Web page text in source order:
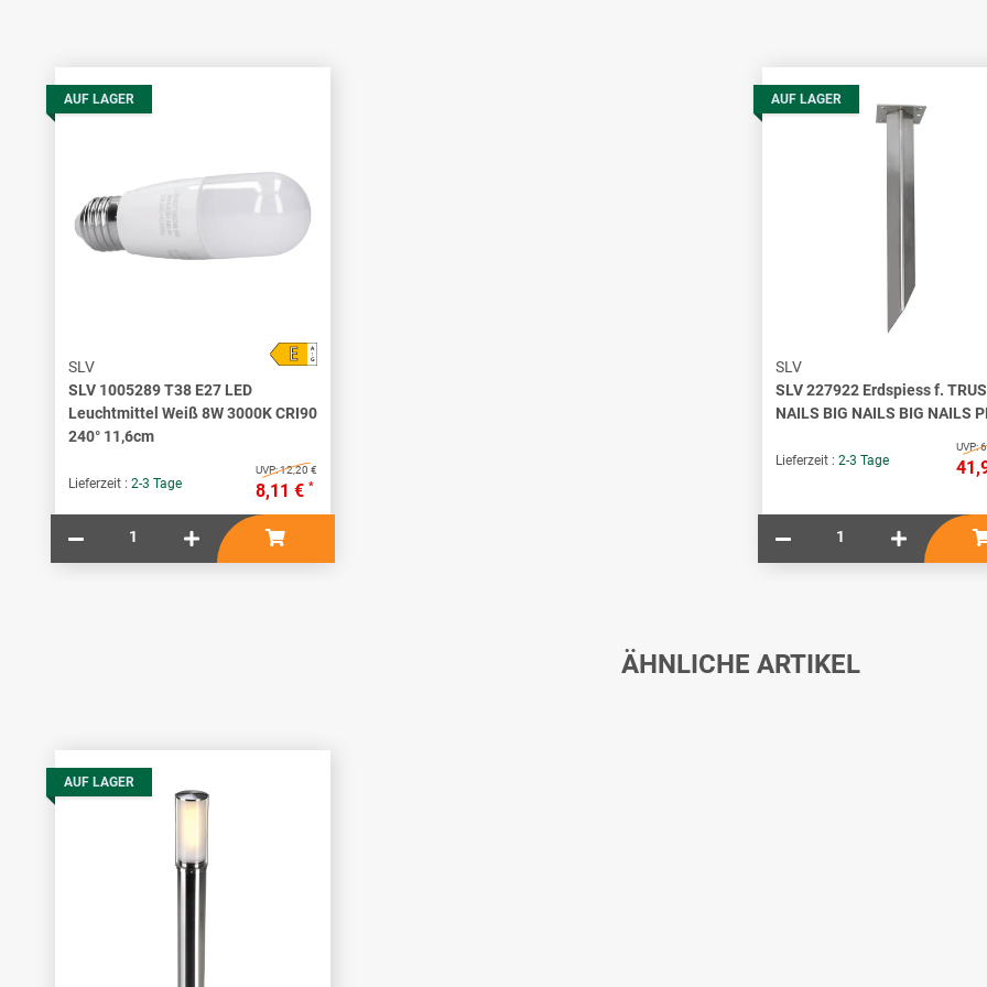
AUF LAGER
SLV
SLV 1005289 T38 E27 LED
Leuchtmittel Weiß 8W 3000K CRI90
240° 11,6cm
Lieferzeit : 2-3 Tage
UVP:12,20 €
8,11 € *
A
↑
G
E
AUF LAGER
SLV
SLV 227922 Erdspiess f.
NAILS BIG NAILS BIG NAILS
Lieferzeit : 2-3 Tage
UVP:
ÄHNLICHE ARTIKEL
AUF LAGER